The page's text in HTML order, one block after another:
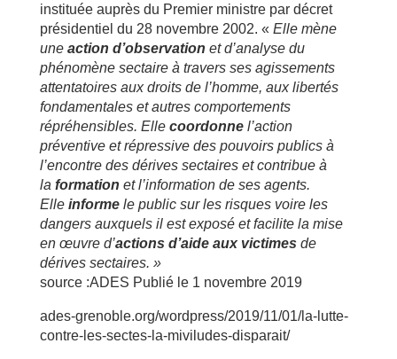
instituée auprès du Premier ministre par décret
présidentiel du 28 novembre 2002. « Elle mène
une action d’observation et d’analyse du
phénomène sectaire à travers ses agissements
attentatoires aux droits de l’homme, aux libertés
fondamentales et autres comportements
répréhensibles. Elle coordonnel’action
préventive et répressive des pouvoirs publics à
l’encontre des dérives sectaires et contribue à
la formation et l’information de ses agents.
Elle informele public sur les risques voire les
dangers auxquels il est exposé et facilite la mise
en œuvre d’actions d’aide aux victimes de
dérives sectaires. »
source :ADES Publié le 1 novembre 2019
ades-grenoble.org/wordpress/2019/11/01/la-lutte-
contre-les-sectes-la-miviludes-disparait/